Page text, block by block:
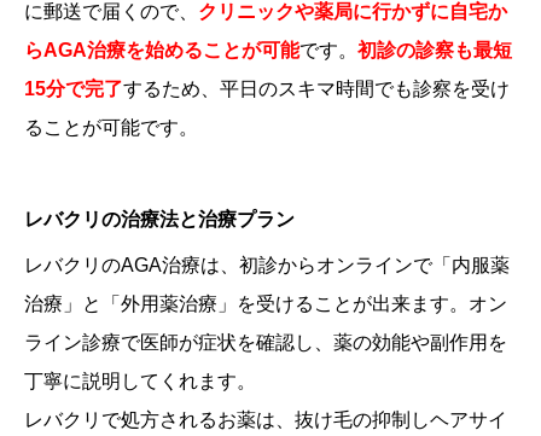
に郵送で届くので、 クリニックや薬局に行かずに自宅か
らAGA治療を始めることが可能です。 初診の診察も最短
15分で完了するため、平日のスキマ時間でも診察を受け
ることが可能です。
レバクリの治療法と治療プラン
レバクリのAGA治療は、初診からオンラインで「内服薬
治療」と「外用薬治療」を受けることが出来ます。オン
ライン診療で医師が症状を確認し、薬の効能や副作用を
丁寧に説明してくれます。
レバクリで処方されるお薬は、抜け毛の抑制しヘアサイ